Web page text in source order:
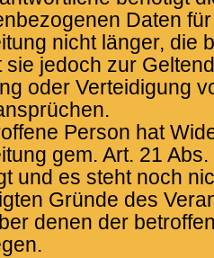
Daten
nicht länger, die
sie jedoch zur
oder Verteidigung
Person hat
gem. Art. 21
und es steht noch
Gründe des
denen der